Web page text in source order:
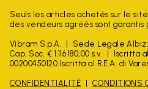
Seuls les articles achetés sur le
des vendeurs agréés sont garantis
Vibram S.p.A.
Sede Legale
Cap. Soc. € 1.116.180,00 s.v.
Iscritta
00200450120 Iscritta al R.E.A. di
CONFIDENTIALITÉ CONDITIONS